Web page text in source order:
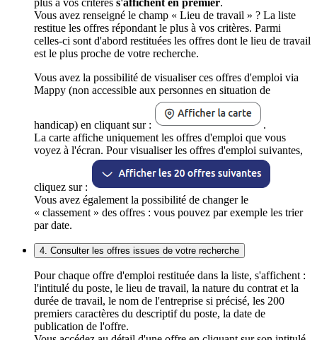
Vous avez renseigné le champ « Lieu de travail » ? La liste
restitue les offres répondant le plus à vos critères. Parmi
celles-ci sont d'abord restituées les offres dont le lieu de travail
est le plus proche de votre recherche.
Vous avez la possibilité de visualiser ces offres d'emploi via
Mappy (non accessible aux personnes en situation de
handicap) en cliquant sur :
.
La carte affiche uniquement les offres d'emploi que vous
voyez à l'écran. Pour visualiser les offres d'emploi suivantes,
cliquez sur :
Vous avez également la possibilité de changer le
« classement » des offres : vous pouvez par exemple les trier
par date.
4. Consulter les offres issues de votre recherche
Pour chaque offre d'emploi restituée dans la liste, s'affichent :
l'intitulé du poste, le lieu de travail, la nature du contrat et la
durée de travail, le nom de l'entreprise si précisé, les 200
premiers caractères du descriptif du poste, la date de
publication de l'offre.